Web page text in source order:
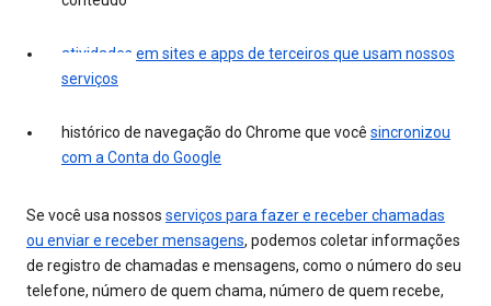
atividades em sites e apps de terceiros que usam nossos
serviços
histórico de navegação do Chrome que você sincronizou
com a Conta do Google
Se você usa nossos serviços para fazer e receber chamadas
ou enviar e receber mensagens, podemos coletar informações
de registro de chamadas e mensagens, como o número do seu
telefone, número de quem chama, número de quem recebe,